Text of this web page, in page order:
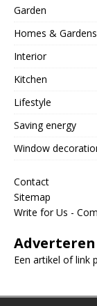
Garden
Homes & Gardens
Interior
Kitchen
Lifestyle
Saving energy
Window
Contact
Sitemap
Write for Us -
Adverteren
Een artikel of link